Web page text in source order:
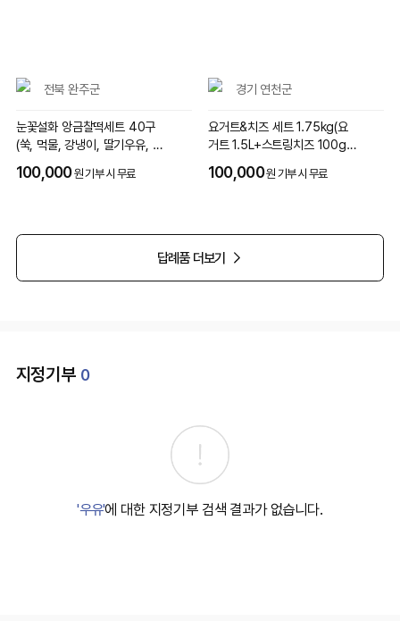
전북 완주군
눈꽃설화 앙금찰떡세트 40구
(쑥, 먹물, 강냉이, 딸기우유, 초
100,000원 기부 시 무료
경기 연천군
요거트&치즈 세트 1.75kg(요
거트 1.5L+스트링치즈 100g
100,000원 기부 시 무료
답례품 더보기
지정기부 0
'우유'에 대한 지정기부 검색 결과가 없습니다.